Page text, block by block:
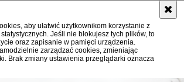
aby ułatwić użytkownikom korzystanie z
Jeśli nie blokujesz tych plików, to
oraz zapisanie w pamięci urządzenia.
zarządzać cookies, zmieniając
Brak zmiany ustawienia przeglądarki oznacza